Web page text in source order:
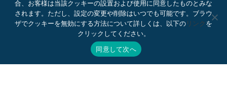
コンテンツは自動翻訳されています。言語によって
正確さが異なる場合があります。
プロボノ
採用情報 Webメール
合、お客様は当該クッキーの設置および使用に同意したものとみな
されます。ただし、設定の変更や削除はいつでも可能です。ブラウ
ザでクッキーを無効にする方法について詳しくは、以下のリンクを
クリックしてください。
同意して次へ